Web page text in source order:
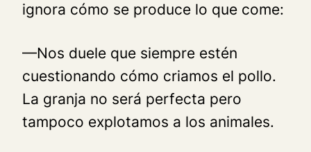
ignora cómo se produce lo que come:
—Nos duele que siempre estén
cuestionando cómo criamos el pollo.
La granja no será perfecta pero
tampoco explotamos a los animales.